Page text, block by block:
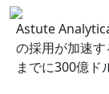
Astute
の採用が加速
までに300億ド